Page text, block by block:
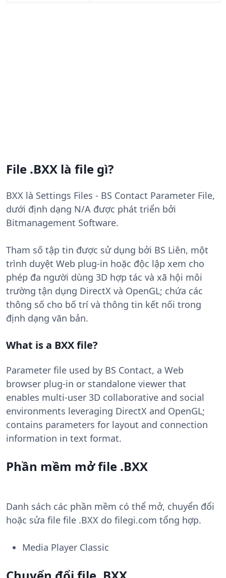
File .BXX là file gì?
BXX là Settings Files - BS Contact Parameter File,
dưới định dạng N/A được phát triển bởi
Bitmanagement Software.
Tham số tập tin được sử dụng bởi BS Liên, một
trình duyệt Web plug-in hoặc độc lập xem cho
phép đa người dùng 3D hợp tác và xã hội môi
trường tận dụng DirectX và OpenGL; chứa các
thông số cho bố trí và thông tin kết nối trong
định dạng văn bản.
What is a BXX file?
Parameter file used by BS Contact, a Web
browser plug-in or standalone viewer that
enables multi-user 3D collaborative and social
environments leveraging DirectX and OpenGL;
contains parameters for layout and connection
information in text format.
Phần mềm mở file .BXX
Danh sách các phần mềm có thể mở, chuyển đổi
hoặc sửa file file .BXX do filegi.com tổng hợp.
Media Player Classic